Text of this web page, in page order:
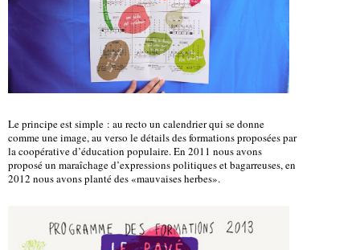
Le principe est simple : au recto un calendrier qui se donne
comme une image, au verso le détails des formations proposées par
la coopérative d’éducation populaire. En 2011 nous avons
proposé un maraîchage d’expressions politiques et bagarreuses, en
2012 nous avons planté des «mauvaises herbes».